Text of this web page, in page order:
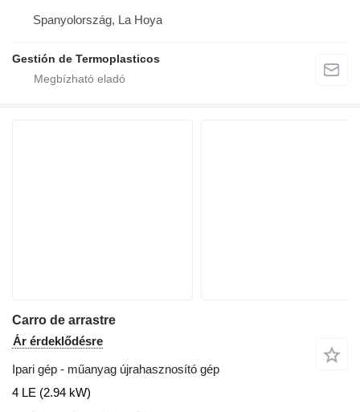
Spanyolország, La Hoya
Gestión de Termoplasticos
Carro de arrastre
Ár érdeklődésre
Ipari gép - műanyag újrahasznosító gép
4 LE (2.94 kW)